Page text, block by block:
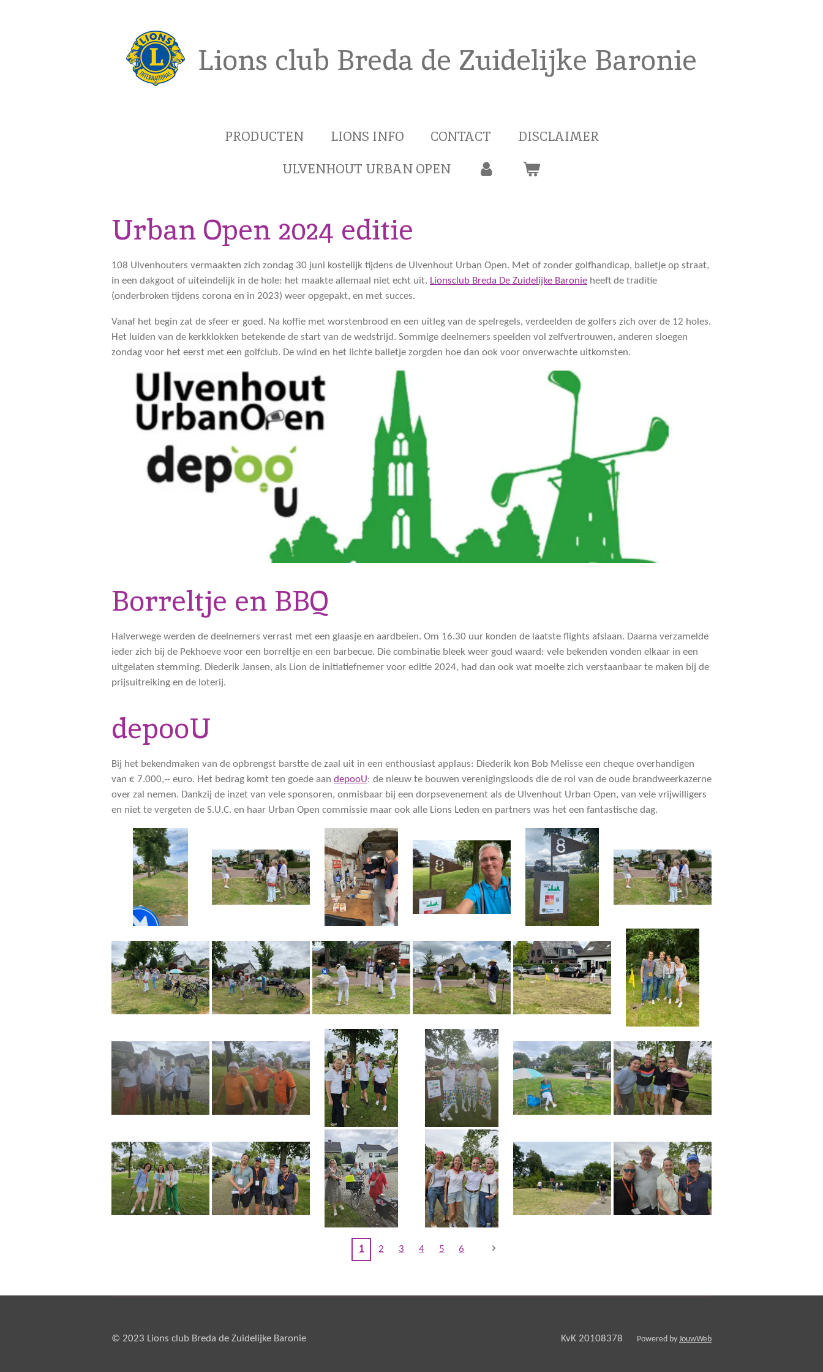
Lions club Breda de Zuidelijke Baronie
PRODUCTEN LIONS INFO CONTACT
DISCLAIMER
ULVENHOUT URBAN OPEN
Urban Open 2024 editie
108 Ulvenhouters vermaakten zich zondag 30 juni kostelijk tijdens de Ulvenhout Urban Open. Met of zonder golfhandicap, balletje op straat,
in een dakgoot of uiteindelijk in de hole: het maakte allemaal niet echt uit. Lionsclub Breda De Zuidelijke Baronie heeft de traditie
(onderbroken tijdens corona en in 2023) weer opgepakt, en met succes.
Vanaf het begin zat de sfeer er goed. Na koffie met worstenbrood en een uitleg van de spelregels, verdeelden de golfers zich over de 12 holes.
Het luiden van de kerkklokken betekende de start van de wedstrijd. Sommige deelnemers speelden vol zelfvertrouwen, anderen sloegen
zondag voor het eerst met een golfclub. De wind en het lichte balletje zorgden hoe dan ook voor onverwachte uitkomsten.
Borreltje en BBQ
Halverwege werden de deelnemers verrast met een glaasje en aardbeien. Om 16.30 uur konden de laatste flights afslaan. Daarna verzamelde
ieder zich bij de Pekhoeve voor een borreltje en een barbecue. Die combinatie bleek weer goud waard: vele bekenden vonden elkaar in een
uitgelaten stemming. Diederik Jansen, als Lion de initiatiefnemer voor editie 2024, had dan ook wat moeite zich verstaanbaar te maken bij de
prijsuitreiking en de loterij.
depooU
Bij het bekendmaken van de opbrengst barstte de zaal uit in een enthousiast applaus: Diederik kon Bob Melisse een cheque overhandigen
van € 7.000,-- euro. Het bedrag komt ten goede aan depooU: de nieuw te bouwen verenigingsloods die de rol van de oude brandweerkazerne
over zal nemen. Dankzij de inzet van vele sponsoren, onmisbaar bij een dorpsevenement als de Ulvenhout Urban Open, van vele vrijwilligers
en niet te vergeten de S.U.C. en haar Urban Open commissie maar ook alle Lions Leden en partners was het een fantastische dag.
1 2 3 4 5 6
© 2023 Lions club Breda de Zuidelijke Baronie KvK 20108378 Powered by JouwWeb